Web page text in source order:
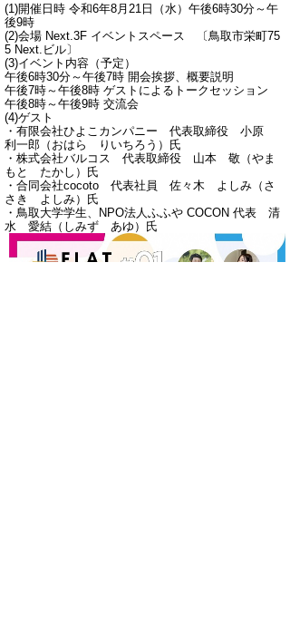
(1)開催日時 令和6年8月21日（水）午後6時30分～午
後9時
(2)会場 Next.3F イベントスペース 〔鳥取市栄町75
5 Next.ビル〕
(3)イベント内容（予定）
午後6時30分～午後7時 開会挨拶、概要説明
午後7時～午後8時 ゲストによるトークセッション
午後8時～午後9時 交流会
(4)ゲスト
・有限会社ひよこカンパニー 代表取締役 小原
利一郎（おはら りいちろう）氏
・株式会社バルコス 代表取締役 山本 敬（やま
もと たかし）氏
・合同会社cocoto 代表社員 佐々木 よしみ（さ
さき よしみ）氏
・鳥取大学学生、NPO法人ふふや COCON 代表 清
水 愛結（しみず あゆ）氏